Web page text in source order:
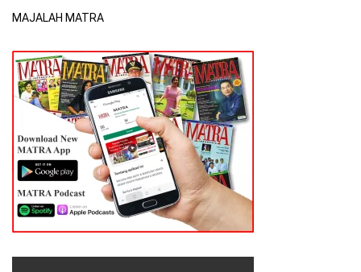
MAJALAH MATRA